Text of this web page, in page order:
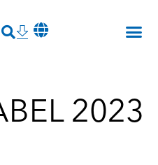
2023